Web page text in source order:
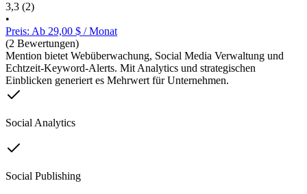
3,3 (2)
•
Preis: Ab 29,00 $ / Monat
(2 Bewertungen)
Mention bietet Webüberwachung, Social Media Verwaltung und
Echtzeit-Keyword-Alerts. Mit Analytics und strategischen
Einblicken generiert es Mehrwert für Unternehmen.
Social Analytics
Social Publishing